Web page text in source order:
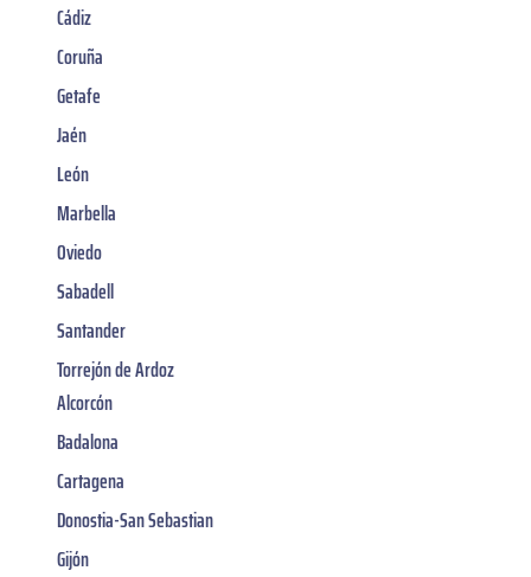
Cádiz
Coruña
Getafe
Jaén
León
Marbella
Oviedo
Sabadell
Santander
Torrejón de Ardoz
Alcorcón
Badalona
Cartagena
Donostia-San Sebastian
Gijón